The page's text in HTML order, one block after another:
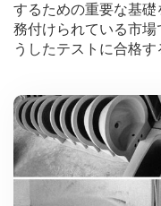
するための重要な基
務付けられている市場
うしたテストに合格